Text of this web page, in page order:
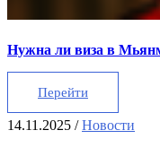
Нужна ли виза в
Перейти
14.11.2025 /Новости